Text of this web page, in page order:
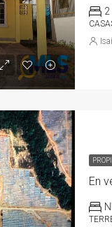
2